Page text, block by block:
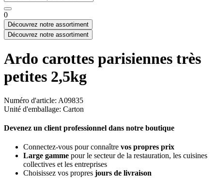
0
Découvrez notre assortiment
Découvrez notre assortiment
Ardo carottes parisiennes très
petites 2,5kg
Numéro d'article: A09835
Unité d'emballage: Carton
Devenez un client professionnel dans notre boutique
Connectez-vous pour connaître vos propres prix
Large gamme pour le secteur de la restauration, les cuisines
collectives et les entreprises
Choisissez vos propres jours de livraison